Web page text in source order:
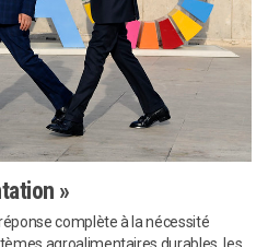
»
complète à la nécessité
agroalimentaires durables, les